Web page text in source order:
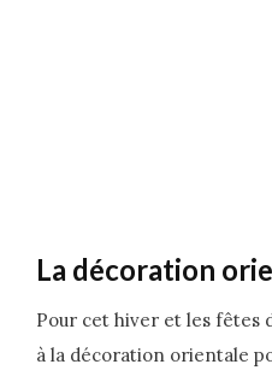
La décoration
Pour cet hiver et les fêtes
à la décoration orientale